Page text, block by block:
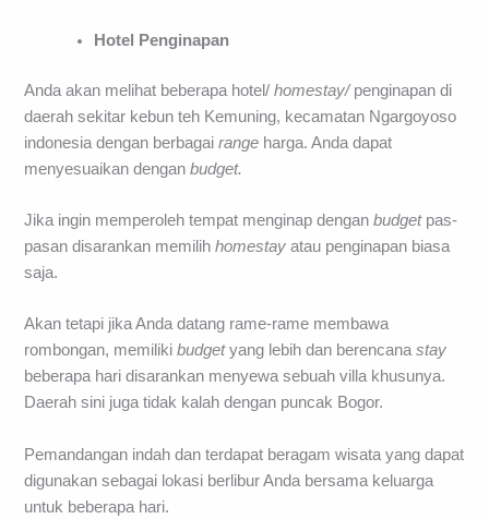
Hotel Penginapan
Anda akan melihat beberapa hotel/homestay/penginapan di
daerah sekitar kebun teh Kemuning, kecamatan Ngargoyoso
indonesia dengan berbagairange harga. Anda dapat
menyesuaikan denganbudget.
Jika ingin memperoleh tempat menginap denganbudgetpas-
pasan disarankan memilihhomestay atau penginapan biasa
saja.
Akan tetapi jika Anda datang rame-rame membawa
rombongan, memilikibudgetyang lebih dan berencanastay
beberapa hari disarankan menyewa sebuah villa khusunya.
Daerah sini juga tidak kalah dengan puncak Bogor.
Pemandangan indah dan terdapat beragam wisata yang dapat
digunakan sebagai lokasi berlibur Anda bersama keluarga
untuk beberapa hari.